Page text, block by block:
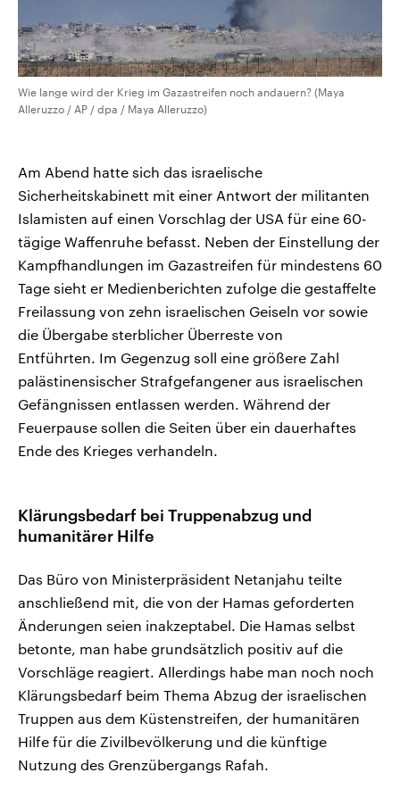
Wie lange wird der Krieg im Gazastreifen noch andauern? (Maya
Alleruzzo / AP / dpa / Maya Alleruzzo)
Am Abend hatte sich das israelische
Sicherheitskabinett mit einer Antwort der militanten
Islamisten auf einen Vorschlag der USA für eine 60-
tägige Waffenruhe befasst. Neben der Einstellung der
Kampfhandlungen im Gazastreifen für mindestens 60
Tage sieht er Medienberichten zufolge die gestaffelte
Freilassung von zehn israelischen Geiseln vor sowie
die Übergabe sterblicher Überreste von
Entführten. Im Gegenzug soll eine größere Zahl
palästinensischer Strafgefangener aus israelischen
Gefängnissen entlassen werden. Während der
Feuerpause sollen die Seiten über ein dauerhaftes
Ende des Krieges verhandeln.
Klärungsbedarf bei Truppenabzug und
humanitärer Hilfe
Das Büro von Ministerpräsident Netanjahu teilte
anschließend mit, die von der Hamas geforderten
Änderungen seien inakzeptabel. Die Hamas selbst
betonte, man habe grundsätzlich positiv auf die
Vorschläge reagiert. Allerdings habe man noch noch
Klärungsbedarf beim Thema Abzug der israelischen
Truppen aus dem Küstenstreifen, der humanitären
Hilfe für die Zivilbevölkerung und die künftige
Nutzung des Grenzübergangs Rafah.